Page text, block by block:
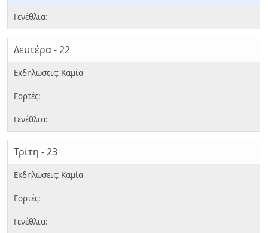
Δευτέρα - 22
Τρίτη - 23